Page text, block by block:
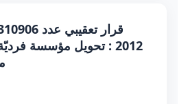
2012 : تحويل مؤسسة